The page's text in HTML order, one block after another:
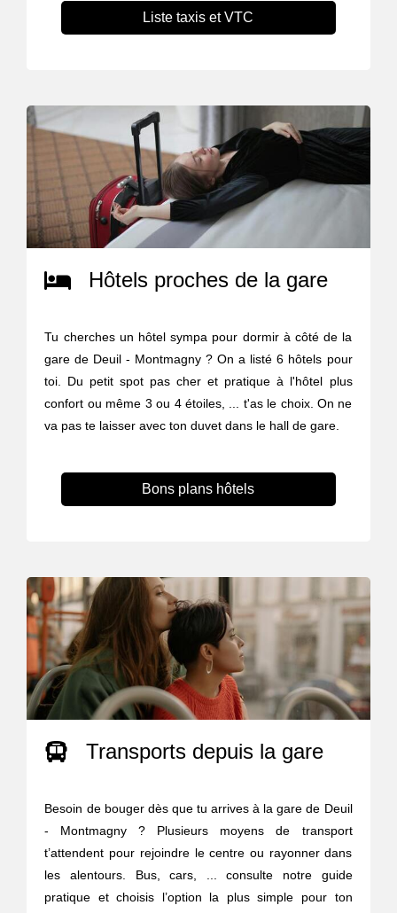
Liste taxis et VTC
Hôtels proches de la gare
Tu cherches un hôtel sympa pour dormir à côté de la
gare de Deuil - Montmagny ? On a listé 6 hôtels pour
toi. Du petit spot pas cher et pratique à l'hôtel plus
confort ou même 3 ou 4 étoiles, ... t'as le choix. On ne
va pas te laisser avec ton duvet dans le hall de gare.
Bons plans hôtels
Transports depuis la gare
Besoin de bouger dès que tu arrives à la gare de Deuil
- Montmagny ? Plusieurs moyens de transport
t’attendent pour rejoindre le centre ou rayonner dans
les alentours. Bus, cars, ... consulte notre guide
pratique et choisis l’option la plus simple pour ton